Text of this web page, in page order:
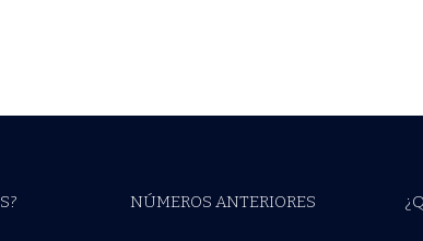
NÚMEROS ANTERIORES